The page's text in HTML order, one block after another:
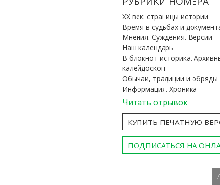
ХХ век: страницы истории
Время в судьбах и
Мнения. Суждения. Версии
Наш календарь
В блокнот историка.
калейдоскоп
Обычаи, традиции и обряды
Информация. Хроника
Читать отрывок
КУПИТЬ ПЕЧАТНУЮ
ПОДПИСАТЬСЯ НА